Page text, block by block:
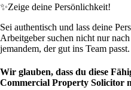
✨Zeige deine Persönlichkeit!
Sei authentisch und lass deine
Arbeitgeber suchen nicht nur
jemandem, der gut ins Team
Wir glauben, dass du diese
Commercial Property Solicitor